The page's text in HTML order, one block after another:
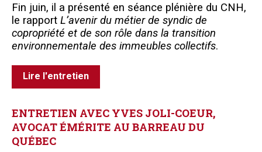
Fin juin, il a présenté en séance plénière du CNH,
le rapport L’avenir du métier de syndic de
copropriété et de son rôle dans la transition
environnementale des immeubles collectifs.
Lire l'entretien
ENTRETIEN AVEC YVES JOLI-COEUR,
AVOCATÉMÉRITE AU BARREAU DU
QUÉBEC